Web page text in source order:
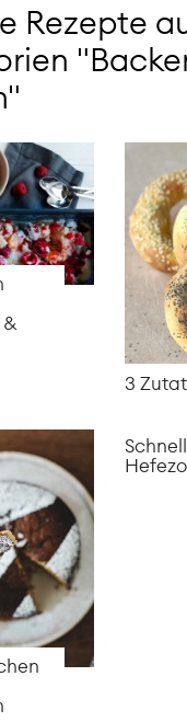
Rezepte
3